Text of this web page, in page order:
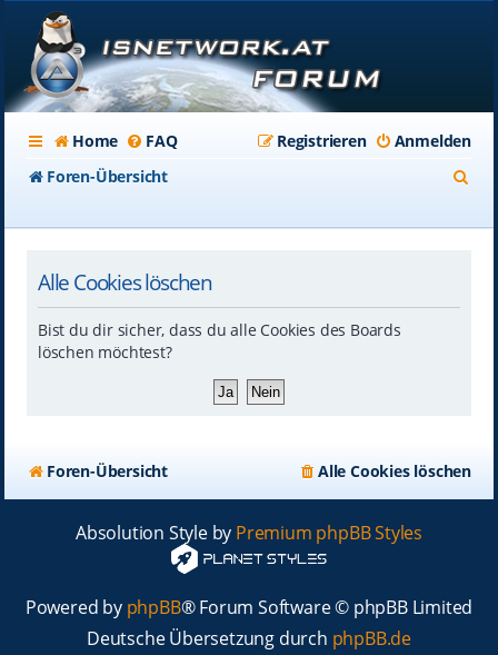
Home FAQ Anmelden
Registrieren
Foren-Übersicht
Alle Cookies löschen
Bist du dir sicher, dass du alle Cookies des Boards
löschen möchtest?
Foren-Übersicht Alle Cookies löschen
Absolution Style by Premium phpBB Styles
Powered by phpBB® Forum Software © phpBB Limited
Deutsche Übersetzung durch phpBB.de